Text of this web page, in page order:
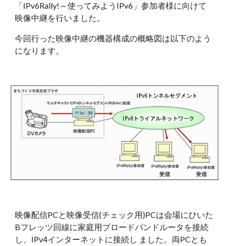
「IPv6Rally!～使ってみようIPv6」参加者様に向けて
映像中継を行いました。
今回行った映像中継の機器構成の概略図は以下のよう
になります。
映像配信PCと映像受信(チェック用)PCは会場にひいた
Bフレッツ回線に家庭用ブロードバンドルータを接続
し、IPv4インターネットに接続し ました。両PCとも